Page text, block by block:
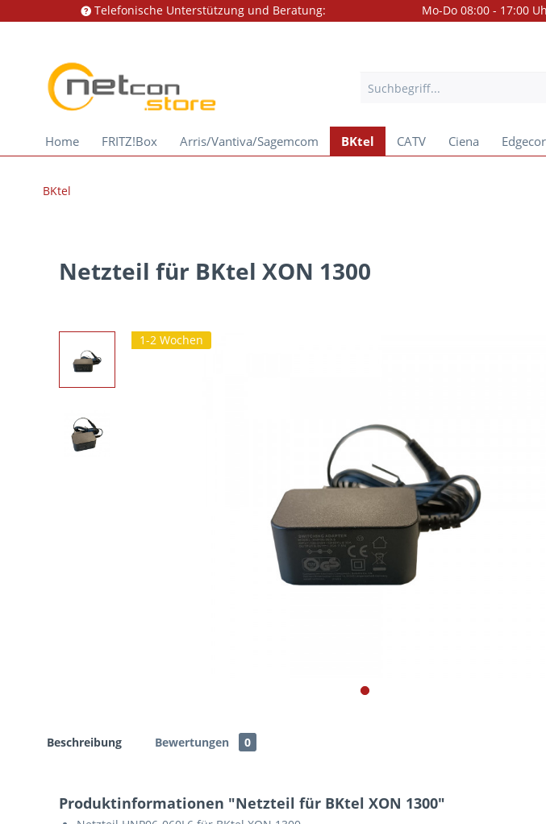
Telefonische Unterstützung und Beratung: Mo-Do 08:00 - 17:00
Home FRITZ!Box Arris/Vantiva/Sagemcom BKtel CATV Ciena
BKtel
Netzteil für BKtel XON 1300
1-2 Wochen
Beschreibung Bewertungen 0
Produktinformationen "Netzteil für BKtel XON 1300"